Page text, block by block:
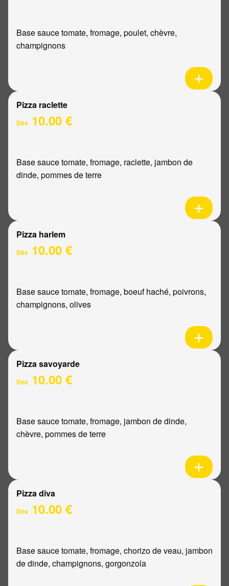
Base sauce tomate, fromage, poulet, chèvre,
champignons
Pizza raclette
Dès 10.00 €
Base sauce tomate, fromage, raclette, jambon de
dinde, pommes de terre
Pizza harlem
Dès 10.00 €
Base sauce tomate, fromage, boeuf haché, poivrons,
champignons, olives
Pizza savoyarde
Dès 10.00 €
Base sauce tomate, fromage, jambon de dinde,
chèvre, pommes de terre
Pizza diva
Dès 10.00 €
Base sauce tomate, fromage, chorizo de veau, jambon
de dinde, champignons, gorgonzola